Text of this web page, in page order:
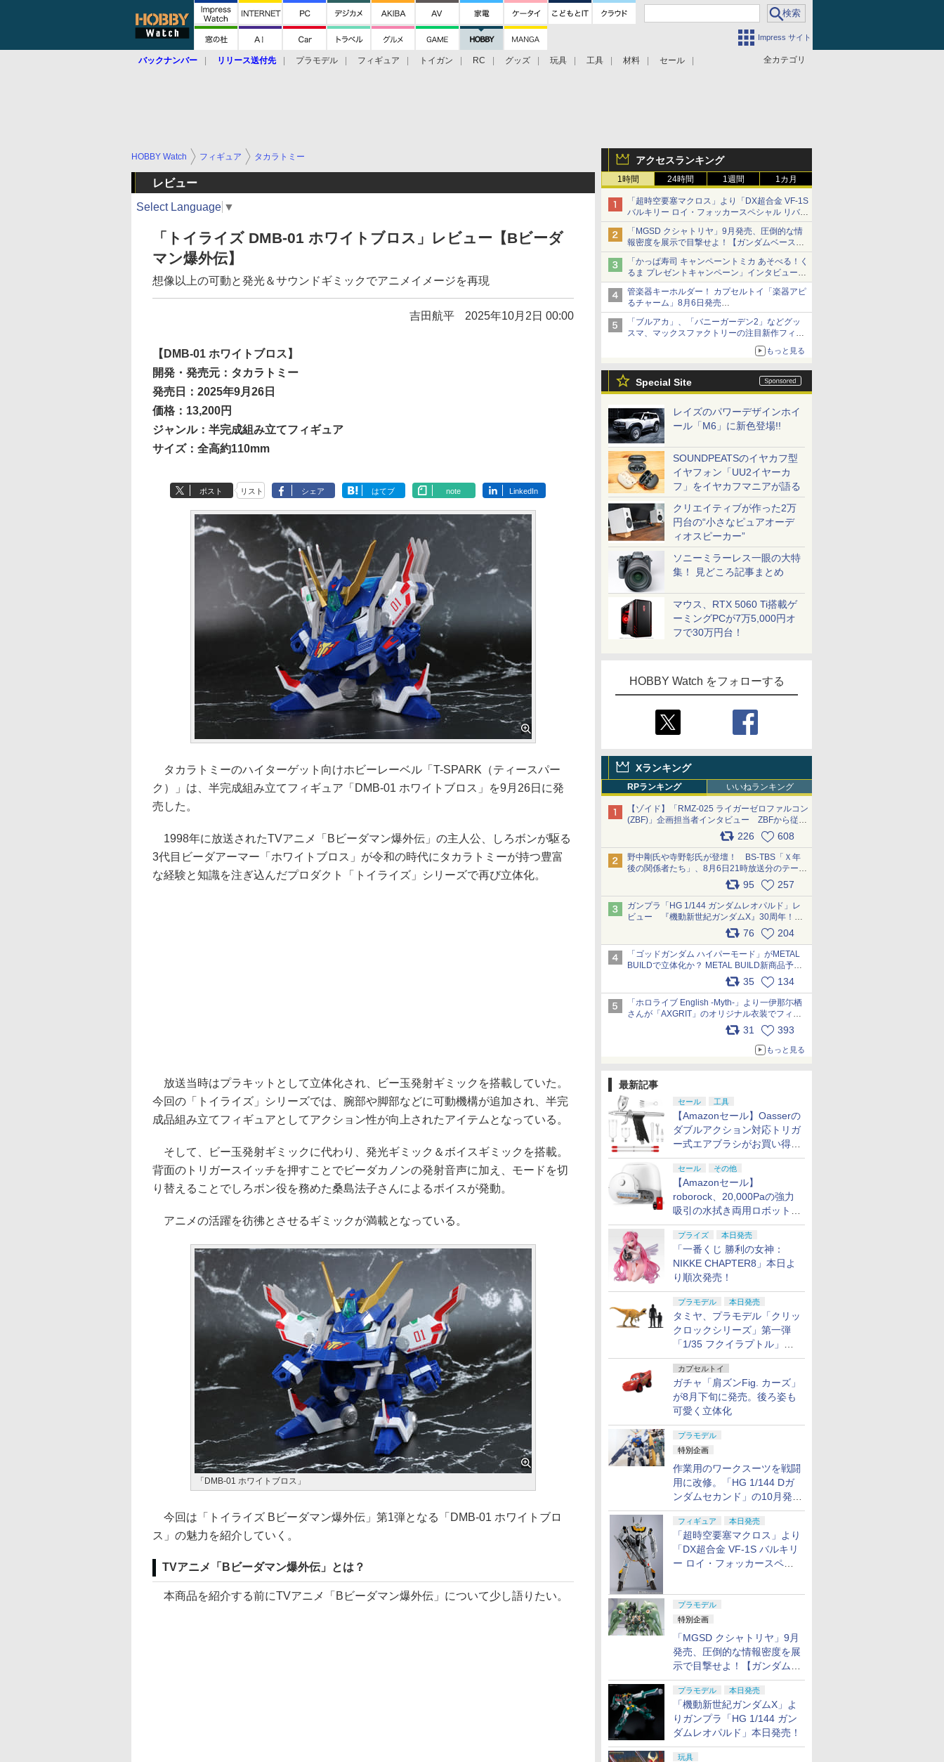
Impress サイト
全カテゴリ
バックナンバー リリース送付先 プラモデル フィギュア トイガン RC グッズ 玩具 工具 材料 セール
アクセスランキング
1時間 24時間 1週間 1カ月
「超時空要塞マクロス」より「DX超合金 VF-1S
バルキリー ロイ・フォッカースペシャル リバイ
バルVer.」本日発売！
「MGSD クシャトリヤ」9月発売、圧倒的な情
報密度を展示で目撃せよ！【ガンダムベース撮
り下ろし】
「かっぱ寿司 キャンペーントミカ あそべる！く
るま プレゼントキャンペーン」インタビュー
子どもが楽しめるかっぱ寿司ならではの体験と
コラボの楽しさを追求
管楽器キーホルダー！ カプセルトイ「楽器アピ
るチャーム」8月6日発売
チューバ、テナサクなど5種各3色
「ブルアカ」、「バニーガーデン2」などグッ
スマ、マックスファクトリーの注目新作フィギ
ュアが展示【ホビーメーカー合同展示会】
もっと見る
Special Site
レイズのパワーデザインホイ
ール「M6」に新色登場!!
SOUNDPEATSのイヤカフ型
イヤフォン「UU2イヤーカ
フ」をイヤカフマニアが語る
クリエイティブが作った2万
円台の“小さなピュアオーデ
ィオスピーカー”
ソニーミラーレス一眼の大特
集！ 見どころ記事まとめ
マウス、RTX 5060 Ti搭載ゲ
ーミングPCが7万5,000円オ
フで30万円台！
HOBBY Watch をフォローする
Xランキング
RPランキング いいねランキング
【ゾイド】「RMZ-025 ライガーゼロファルコン
(ZBF)」企画担当者インタビュー ZBFから従来
デザインまで再現可能なボリューム満点のキッ
ト pic.x.com/6zOqQAQKkX
226 608
野中剛氏や寺野彰氏が登壇！ BS-TBS「Ｘ年
後の関係者たち」、8月6日21時放送分のテーマ
は「超合金」！ pic.x.com/uWyt1uyuFm
95 257
ガンプラ「HG 1/144 ガンダムレオパルド」レ
ビュー 『機動新世紀ガンダムX』30周年！イ
ンナーアームガトリングの変形機構まで再現し
最新フォーマットでキット化！
pic.x.com/nszPIDTpbg
76 204
「ゴッドガンダム ハイパーモード」がMETAL
BUILDで立体化か？ METAL BUILD新商品予告
が公開 pic.x.com/HIcLLIM3ar35 134
「ホロライブ English -Myth-」より一伊那尓栖
さんが「AXGRIT」のオリジナル衣装でフィギ
ュア化 pic.x.com/YMGhdIAzNa
31 393
もっと見る
最新記事
セール 工具
【Amazonセール】Oasserの
ダブルアクション対応トリガ
ー式エアブラシがお買い得価
格で登場！
セール その他
【Amazonセール】
roborock、20,000Paの強力
吸引の水拭き両用ロボット掃
除機「Qrevo Curv 2 Flow」
がお買い得！
プライズ 本日発売
「一番くじ 勝利の女神：
NIKKE CHAPTER8」本日よ
り順次発売！
プラモデル 本日発売
タミヤ、プラモデル「クリッ
クロックシリーズ」第一弾
「1/35 フクイラプトル」本
日発売！
カプセルトイ
ガチャ「肩ズンFig. カーズ」
が8月下旬に発売。後ろ姿も
可愛く立体化
プラモデル
特別企画
作業用のワークスーツを戦闘
用に改修。「HG 1/144 Dガ
ンダムセカンド」の10月発送
分が予約受付中【ガンダムベ
ース撮り下ろし】
フィギュア 本日発売
「超時空要塞マクロス」より
「DX超合金 VF-1S バルキリ
ー ロイ・フォッカースペシ
プラモデル
特別企画
「MGSD クシャトリヤ」9月
発売、圧倒的な情報密度を展
示で目撃せよ！【ガンダムベ
ース撮り下ろし】
プラモデル 本日発売
「機動新世紀ガンダムX」よ
りガンプラ「HG 1/144 ガン
ダムレオパルド」本日発売！
玩具
HOBBY Watch フィギュア タカラトミー
レビュー
Select Language ▼
「トイライズ DMB-01 ホワイトブロス」レビュー【Bビーダ
マン爆外伝】
想像以上の可動と発光＆サウンドギミックでアニメイメージを再現
吉田航平 2025年10月2日 00:00
【DMB-01 ホワイトブロス】
開発・発売元：タカラトミー
発売日：2025年9月26日
価格：13,200円
ジャンル：半完成組み立てフィギュア
サイズ：全高約110mm
ポスト リスト シェア はてブ note LinkedIn
タカラトミーのハイターゲット向けホビーレーベル「T-SPARK（ティースパー
ク）」は、半完成組み立てフィギュア「DMB-01 ホワイトブロス」を9月26日に発
売した。
1998年に放送されたTVアニメ「Bビーダマン爆外伝」の主人公、しろボンが駆る
3代目ビーダアーマー「ホワイトブロス」が令和の時代にタカラトミーが持つ豊富
な経験と知識を注ぎ込んだプロダクト「トイライズ」シリーズで再び立体化。
放送当時はプラキットとして立体化され、ビー玉発射ギミックを搭載していた。
今回の「トイライズ」シリーズでは、腕部や脚部などに可動機構が追加され、半完
成品組み立てフィギュアとしてアクション性が向上されたアイテムとなっている。
そして、ビー玉発射ギミックに代わり、発光ギミック＆ボイスギミックを搭載。
背面のトリガースイッチを押すことでビーダカノンの発射音声に加え、モードを切
り替えることでしろボン役を務めた桑島法子さんによるボイスが発動。
アニメの活躍を彷彿とさせるギミックが満載となっている。
「DMB-01 ホワイトブロス」
今回は「トイライズ Bビーダマン爆外伝」第1弾となる「DMB-01 ホワイトブロ
ス」の魅力を紹介していく。
TVアニメ「Bビーダマン爆外伝」とは？
本商品を紹介する前にTVアニメ「Bビーダマン爆外伝」について少し語りたい。